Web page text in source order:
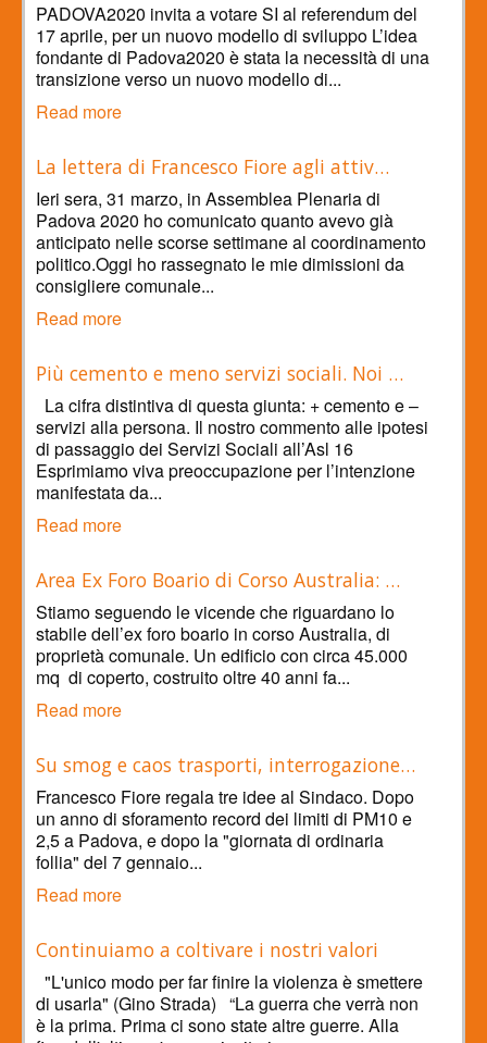
PADOVA2020 invita a votare SI al referendum del
17 aprile, per un nuovo modello di sviluppo L’idea
fondante di Padova2020 è stata la necessità di una
transizione verso un nuovo modello di...
Read more
La lettera di Francesco Fiore agli attiv…
Ieri sera, 31 marzo, in Assemblea Plenaria di
Padova 2020 ho comunicato quanto avevo già
anticipato nelle scorse settimane al coordinamento
politico.Oggi ho rassegnato le mie dimissioni da
consigliere comunale...
Read more
Più cemento e meno servizi sociali. Noi …
La cifra distintiva di questa giunta: + cemento e –
servizi alla persona. Il nostro commento alle ipotesi
di passaggio dei Servizi Sociali all’Asl 16
Esprimiamo viva preoccupazione per l’intenzione
manifestata da...
Read more
Area Ex Foro Boario di Corso Australia: …
Stiamo seguendo le vicende che riguardano lo
stabile dell’ex foro boario in corso Australia, di
proprietà comunale. Un edificio con circa 45.000
mq di coperto, costruito oltre 40 anni fa...
Read more
Su smog e caos trasporti, interrogazione…
Francesco Fiore regala tre idee al Sindaco. Dopo
un anno di sforamento record dei limiti di PM10 e
2,5 a Padova, e dopo la "giornata di ordinaria
follia" del 7 gennaio...
Read more
Continuiamo a coltivare i nostri valori
"L'unico modo per far finire la violenza è smettere
di usarla" (Gino Strada) “La guerra che verrà non
è la prima. Prima ci sono state altre guerre. Alla